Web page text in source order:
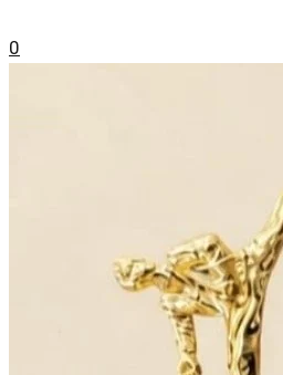
0